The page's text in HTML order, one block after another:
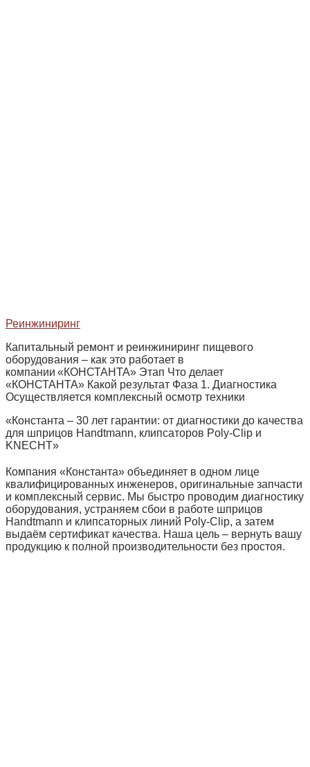
Реинжиниринг
Капитальный ремонт и реинжиниринг пищевого
оборудования – как это работает в
компании «КОНСТАНТА» Этап Что делает
«КОНСТАНТА» Какой результат Фаза 1. Диагностика
Осуществляется комплексный осмотр техники
«Константа – 30 лет гарантии: от диагностики до качества
для шприцов Handtmann, клипсаторов Poly‑Clip и
KNECHT»
Компания «Константа» объединяет в одном лице
квалифицированных инженеров, оригинальные запчасти
и комплексный сервис. Мы быстро проводим диагностику
оборудования, устраняем сбои в работе шприцов
Handtmann и клипсаторных линий Poly‑Clip, а затем
выдаём сертификат качества. Наша цель – вернуть вашу
продукцию к полной производительности без простоя.